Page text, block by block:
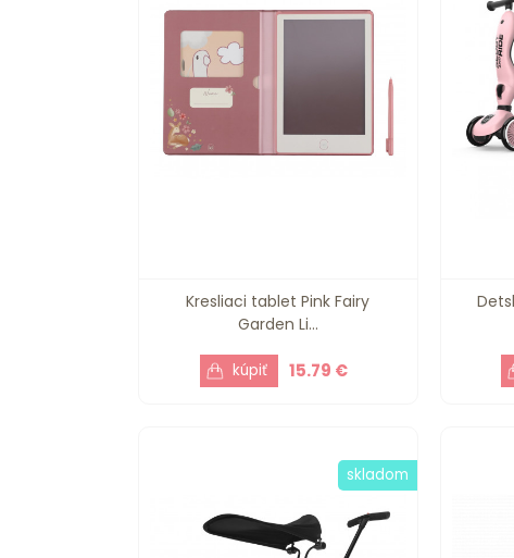
Kresliaci tablet Pink Fairy
Garden Li...
15.79 €
skladom